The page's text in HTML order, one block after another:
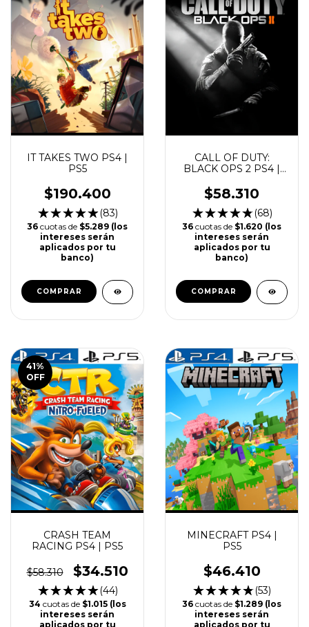
IT TAKES TWO PS4 |
PS5
$190.400
(83)
36 cuotas de $5.289 (los
intereses serán
aplicados por tu
banco)
COMPRAR
CALL OF DUTY:
BLACK OPS 2 PS4 |
$58.310
(68)
36 cuotas de $1.620 (los
intereses serán
aplicados por tu
banco)
COMPRAR
41%
OFF
CRASH TEAM
RACING PS4 | PS5
$58.310 $34.510
(44)
34 cuotas de $1.015 (los
intereses serán
aplicados por tu
MINECRAFT PS4 |
PS5
$46.410
(53)
36 cuotas de $1.289 (los
intereses serán
aplicados por tu